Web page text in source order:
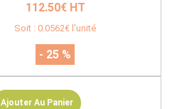
112.50€ HT
Soit : 0.0562€ l'unité
- 25 %
Ajouter Au Panier